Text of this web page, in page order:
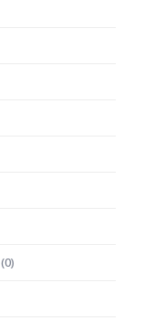
(0)